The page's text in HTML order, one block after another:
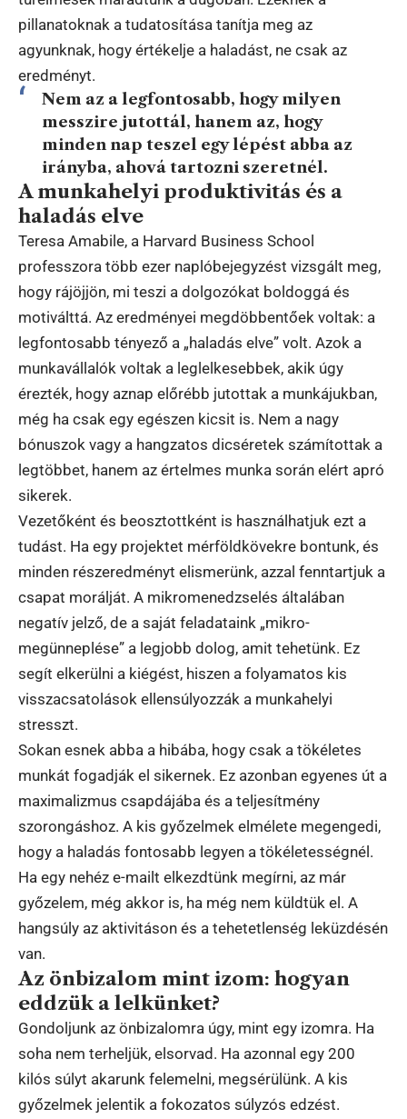
pillanatoknak a tudatosítása tanítja meg az
agyunknak, hogy értékelje a haladást, ne csak az
eredményt.
Nem az a legfontosabb, hogy milyen
messzire jutottál, hanem az, hogy
minden nap teszel egy lépést abba az
irányba, ahová tartozni szeretnél.
A munkahelyi produktivitás és a
haladás elve
Teresa Amabile, a Harvard Business School
professzora több ezer naplóbejegyzést vizsgált meg,
hogy rájöjjön, mi teszi a dolgozókat boldoggá és
motiválttá. Az eredményei megdöbbentőek voltak: a
legfontosabb tényező a „haladás elve” volt. Azok a
munkavállalók voltak a leglelkesebbek, akik úgy
érezték, hogy aznap előrébb jutottak a munkájukban,
még ha csak egy egészen kicsit is. Nem a nagy
bónuszok vagy a hangzatos dicséretek számítottak a
legtöbbet, hanem az értelmes munka során elért apró
sikerek.
Vezetőként és beosztottként is használhatjuk ezt a
tudást. Ha egy projektet mérföldkövekre bontunk, és
minden részeredményt elismerünk, azzal fenntartjuk a
csapat morálját. A mikromenedzselés általában
negatív jelző, de a saját feladataink „mikro-
megünneplése” a legjobb dolog, amit tehetünk. Ez
segít elkerülni a kiégést, hiszen a folyamatos kis
visszacsatolások ellensúlyozzák a munkahelyi
stresszt.
Sokan esnek abba a hibába, hogy csak a tökéletes
munkát fogadják el sikernek. Ez azonban egyenes út a
maximalizmus csapdájába és a teljesítmény
szorongáshoz. A kis győzelmek elmélete megengedi,
hogy a haladás fontosabb legyen a tökéletességnél.
Ha egy nehéz e-mailt elkezdtünk megírni, az már
győzelem, még akkor is, ha még nem küldtük el. A
hangsúly az aktivitáson és a tehetetlenség leküzdésén
van.
Az önbizalom mint izom: hogyan
eddzük a lelkünket?
Gondoljunk az önbizalomra úgy, mint egy izomra. Ha
soha nem terheljük, elsorvad. Ha azonnal egy 200
kilós súlyt akarunk felemelni, megsérülünk. A kis
győzelmek jelentik a fokozatos súlyzós edzést.